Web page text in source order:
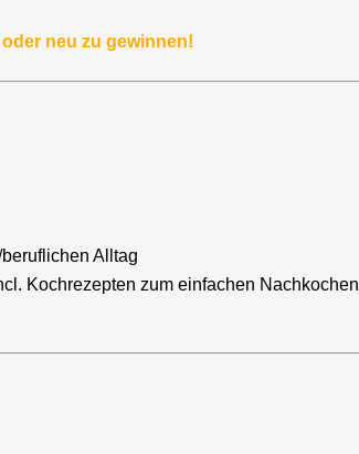
neu zu gewinnen!
Alltag
Kochrezepten zum einfachen Nachkochen